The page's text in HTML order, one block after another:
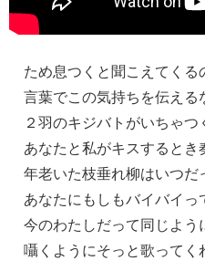
ため息つくと聞こえてく
言葉でこの気持ちを伝える
２羽のキジバトがいちゃつ
あなたと私がキスすると
年老いた枝垂れ柳はいつだ
あなたにもしもバイバイっ
今のわたしだって同じよう
囁くようにそっと歌って